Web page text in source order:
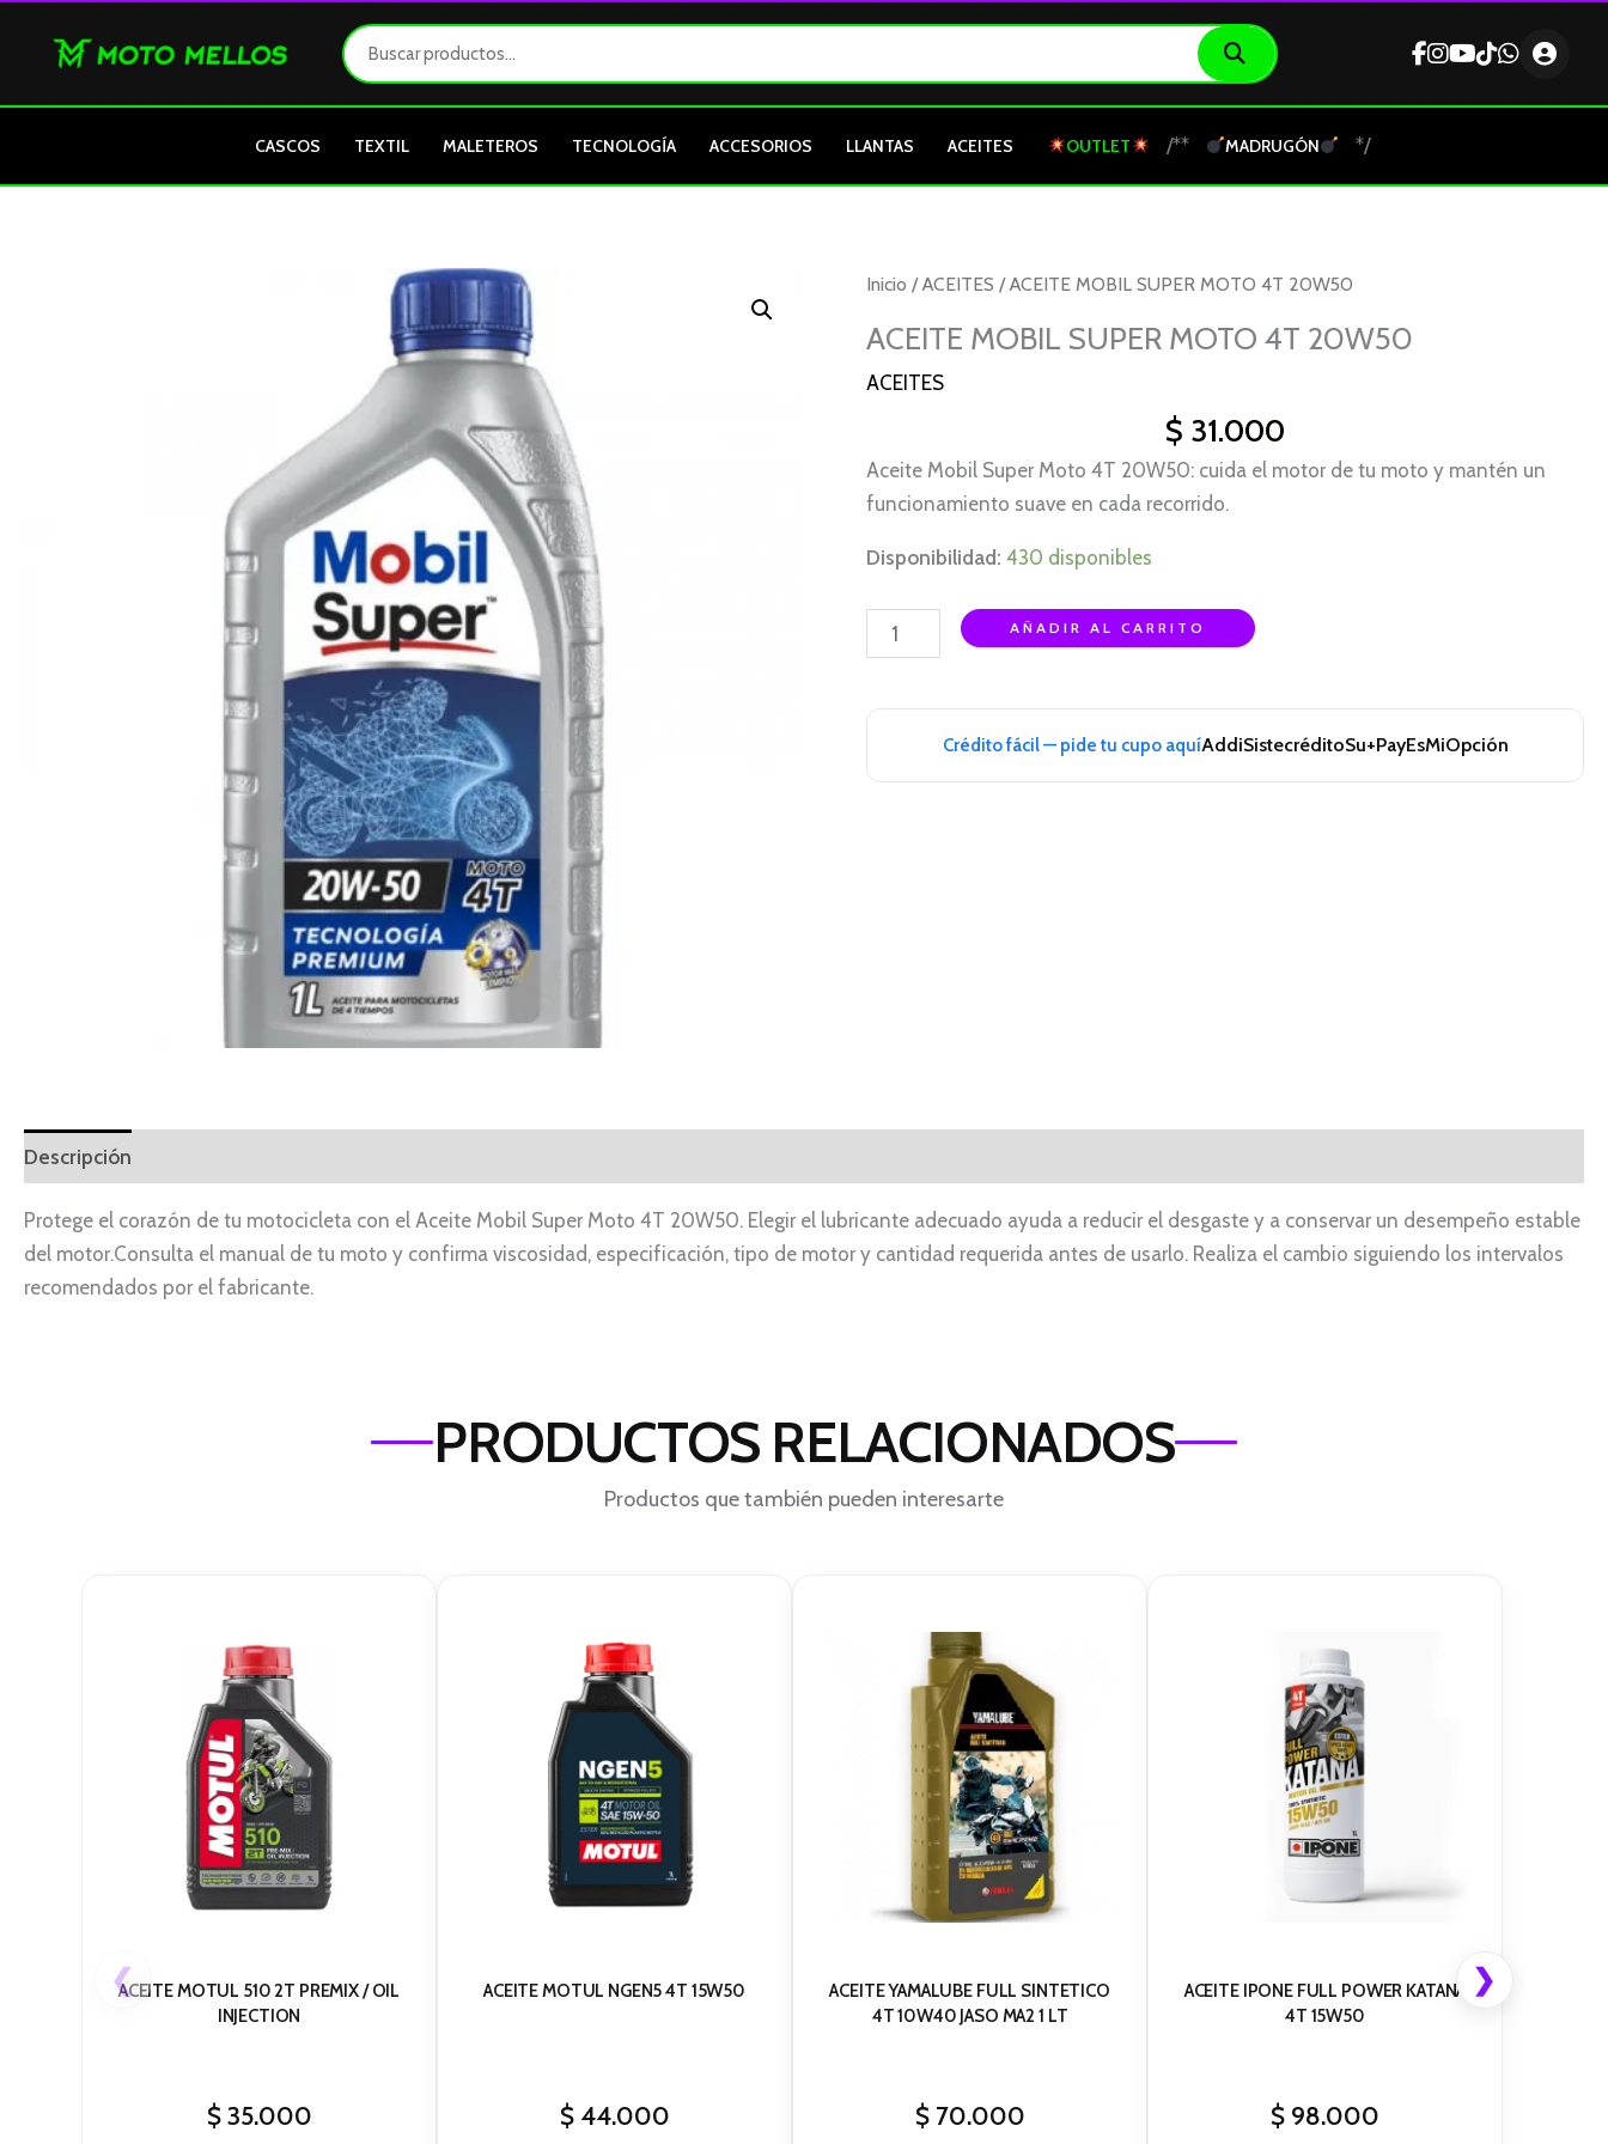
CASCOS TEXTIL MALETEROS TECNOLOGÍA ACCESORIOS LLANTAS ACEITES OUTLET /** MADRUGÓN */
Inicio /ACEITES / ACEITE MOBIL SUPER MOTO 4T 20W50
ACEITE MOBIL SUPER MOTO 4T 20W50
ACEITES
$ 31.000
Aceite Mobil Super Moto 4T 20W50: cuida el motor de tu moto y mantén un
funcionamiento suave en cada recorrido.
Disponibilidad: 430 disponibles
ACEITE
SUPER
MOTO
cantidad
AÑADIR AL CARRITO
Crédito fácil — pide tu cupo aquíAddiSistecréditoSu+PayEsMiOpción
Descripción
Protege el corazón de tu motocicleta con el Aceite Mobil Super Moto 4T 20W50. Elegir el lubricante adecuado ayuda a reducir el desgaste y a conservar un desempeño estable
del motor.Consulta el manual de tu moto y confirma viscosidad, especificación, tipo de motor y cantidad requerida antes de usarlo. Realiza el cambio siguiendo los intervalos
recomendados por el fabricante.
PRODUCTOS RELACIONADOS
Productos que también pueden interesarte
ACEITE MOTUL 510 2T PREMIX / OIL
INJECTION
$35.000
ACEITE MOTUL NGEN5 4T 15W50
$44.000
ACEITE YAMALUBE FULL SINTETICO
4T 10W40 JASO MA2 1 LT
$70.000
ACEITE IPONE FULL POWER KATANA
4T 15W50
$ 98.000
❮ ❯